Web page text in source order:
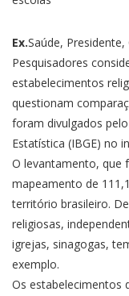
Ex.Saúde, Presidente,
Pesquisadores
estabelecimentos
questionam
foram divulgados
Estatística (IBGE) no
O levantamento, que
mapeamento de
território brasileiro.
religiosas,
igrejas, sinagogas,
exemplo.
Os estabelecimentos